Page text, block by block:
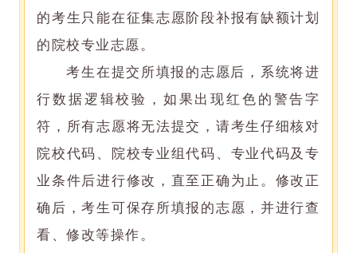
的考生只能在征集志愿阶段补报有缺额计划
的院校专业志愿。
考生在提交所填报的志愿后，系统将进
行数据逻辑校验，如果出现红色的警告字
符，所有志愿将无法提交，请考生仔细核对
院校代码、院校专业组代码、专业代码及专
业条件后进行修改，直至正确为止。修改正
确后，考生可保存所填报的志愿，并进行查
看、修改等操作。